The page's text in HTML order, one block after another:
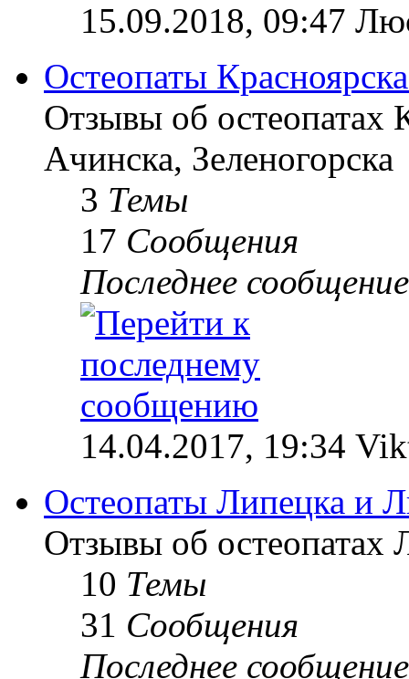
15.09.2018, 09:47
Остеопаты
Отзывы об остеопатах
Ачинска, Зеленогорска
3 Темы
17 Сообщения
Последнее сообщение
14.04.2017, 19:34
Остеопаты Липецка и
Отзывы об остеопатах
10 Темы
31 Сообщения
Последнее сообщение